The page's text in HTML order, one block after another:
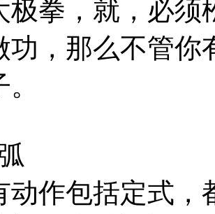
极拳，就，必须
功，那么不管你
动作包括定式，